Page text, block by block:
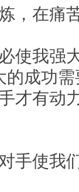
，在痛
使我强
的成功
才有动
手使我